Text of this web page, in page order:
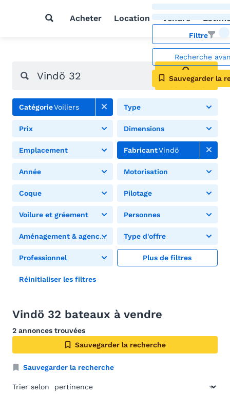
Acheter Location Vendre
Filtre
Recherche
Sauvegarder la
Rechercher
CatégorieVoiliers Type
Prix Dimensions
Emplacement FabricantVindö
Année Motorisation
Coque Pilotage
Voilure et gréement Personnes
Aménagement & agencement Type d'offre
Professionnel Plus de filtres
Réinitialiser les filtres
Vindö 32 bateaux à vendre
2 annonces trouvées
Sauvegarder la recherche
Sauvegarder la recherche
Trier selon